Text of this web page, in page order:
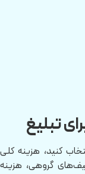
تبلیغ
کنید، هزینه کلی
گروهی، هزینه